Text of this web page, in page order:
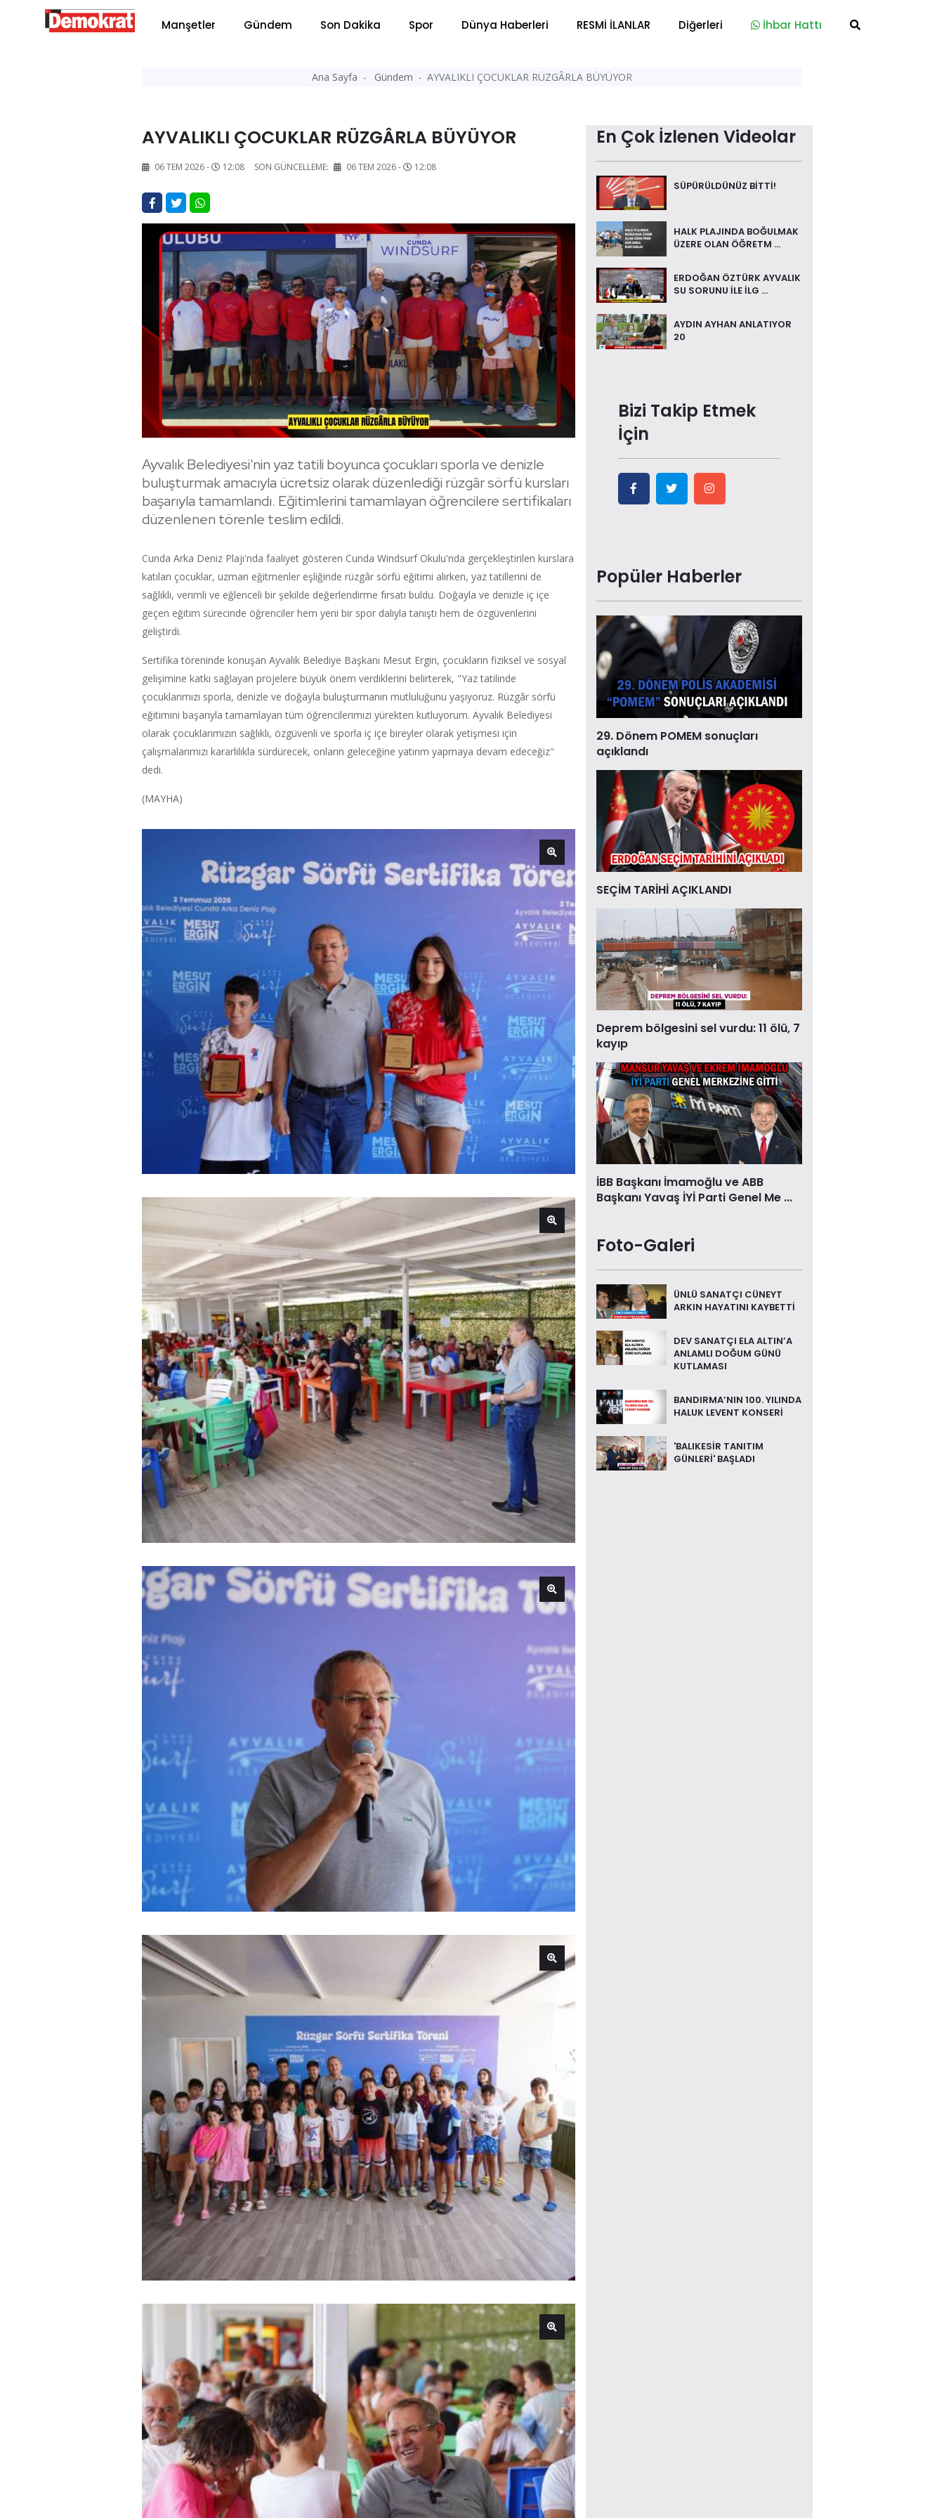
Manşetler Gündem Son Dakika Spor Dünya Haberleri RESMİ İLANLAR Diğerleri İhbar Hattı
Ana Sayfa Gündem AYVALIKLI ÇOCUKLAR RÜZGÂRLA BÜYÜYOR
AYVALIKLI ÇOCUKLAR RÜZGÂRLA BÜYÜYOR
06 TEM 2026 - 12:08 SON GÜNCELLEME: 06 TEM 2026 - 12:08
Ayvalık Belediyesi'nin yaz tatili boyunca çocukları sporla ve denizle
buluşturmak amacıyla ücretsiz olarak düzenlediği rüzgâr sörfü kursları
başarıyla tamamlandı. Eğitimlerini tamamlayan öğrencilere sertifikaları
düzenlenen törenle teslim edildi.
Cunda Arka Deniz Plajı'nda faaliyet gösteren Cunda Windsurf Okulu'nda gerçekleştirilen kurslara
katılan çocuklar, uzman eğitmenler eşliğinde rüzgâr sörfü eğitimi alırken, yaz tatillerini de
sağlıklı, verimli ve eğlenceli bir şekilde değerlendirme fırsatı buldu. Doğayla ve denizle iç içe
geçen eğitim sürecinde öğrenciler hem yeni bir spor dalıyla tanıştı hem de özgüvenlerini
geliştirdi.
Sertifika töreninde konuşan Ayvalık Belediye Başkanı Mesut Ergin, çocukların fiziksel ve sosyal
gelişimine katkı sağlayan projelere büyük önem verdiklerini belirterek, "Yaz tatilinde
çocuklarımızı sporla, denizle ve doğayla buluşturmanın mutluluğunu yaşıyoruz. Rüzgâr sörfü
eğitimini başarıyla tamamlayan tüm öğrencilerimizi yürekten kutluyorum. Ayvalık Belediyesi
olarak çocuklarımızın sağlıklı, özgüvenli ve sporla iç içe bireyler olarak yetişmesi için
çalışmalarımızı kararlılıkla sürdürecek, onların geleceğine yatırım yapmaya devam edeceğiz"
dedi.
(MAYHA)
En Çok İzlenen Videolar
SÜPÜRÜLDÜNÜZ BİTTİ!
HALK PLAJINDA BOĞULMAK
ÜZERE OLAN ÖĞRETM ...
ERDOĞAN ÖZTÜRK AYVALIK
SU SORUNU İLE İLG ...
AYDIN AYHAN ANLATIYOR
20
Bizi Takip Etmek
İçin
Popüler Haberler
29. Dönem POMEM sonuçları
açıklandı
SEÇİM TARİHİ AÇIKLANDI
Deprem bölgesini sel vurdu: 11 ölü, 7
kayıp
İBB Başkanı İmamoğlu ve ABB
Başkanı Yavaş İYİ Parti Genel Me ...
Foto-Galeri
ÜNLÜ SANATÇI CÜNEYT
ARKIN HAYATINI KAYBETTİ
DEV SANATÇI ELA ALTIN’A
ANLAMLI DOĞUM GÜNÜ
KUTLAMASI
BANDIRMA’NIN 100. YILINDA
HALUK LEVENT KONSERİ
'BALIKESİR TANITIM
GÜNLERİ' BAŞLADI